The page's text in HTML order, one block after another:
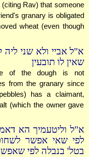
Rav) that someone
granary is obligated
wheat (even though
א"ל אביי ולא שני ליה
שאין לו תובעין
of the dough is not
from the granary since
has a claimant,
(which the owner gave
א"ל וליטעמיך הא
לפי שאי אפשר
בטל' בנבלה לפי